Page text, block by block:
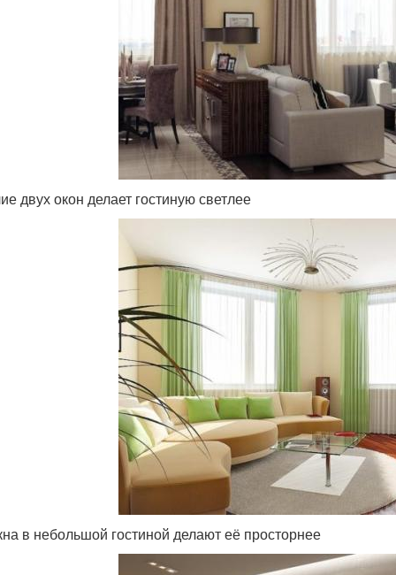
двух окон делает гостиную светлее
в небольшой гостиной делают её просторнее